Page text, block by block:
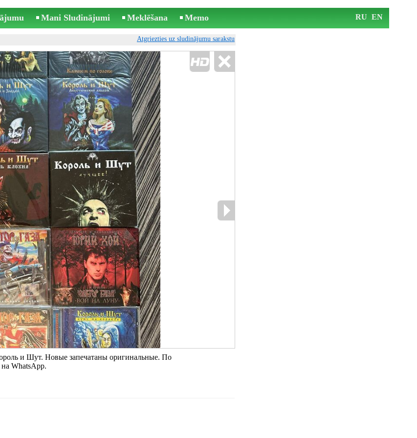
Mani Sludinājumi Meklēšana Memo RU EN
Atgriezties uz sludinājumu sarakstu
и Шут. Новые запечатаны оригинальные. По
WhatsApp.